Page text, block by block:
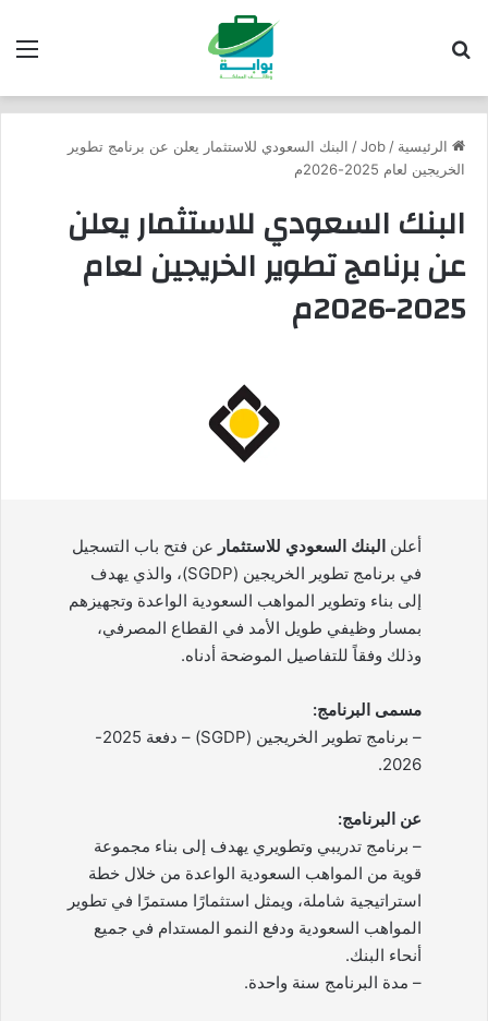
الرئيسية /
Job
/ البنك السعودي للاستثمار يعلن عن برنامج تطوير
الخريجين لعام 2025-2026م
البنك السعودي للاستثمار يعلن
عن برنامج تطوير الخريجين لعام
2025-2026م
أعلن البنك السعودي للاستثمار عن فتح باب التسجيل
في برنامج تطوير الخريجين (SGDP)، والذي يهدف
إلى بناء وتطوير المواهب السعودية الواعدة وتجهيزهم
بمسار وظيفي طويل الأمد في القطاع المصرفي،
وذلك وفقاً للتفاصيل الموضحة أدناه.
مسمى البرنامج:
– برنامج تطوير الخريجين (SGDP) – دفعة 2025-
2026.
عن البرنامج:
– برنامج تدريبي وتطويري يهدف إلى بناء مجموعة
قوية من المواهب السعودية الواعدة من خلال خطة
استراتيجية شاملة، ويمثل استثمارًا مستمرًا في تطوير
المواهب السعودية ودفع النمو المستدام في جميع
أنحاء البنك.
– مدة البرنامج سنة واحدة.